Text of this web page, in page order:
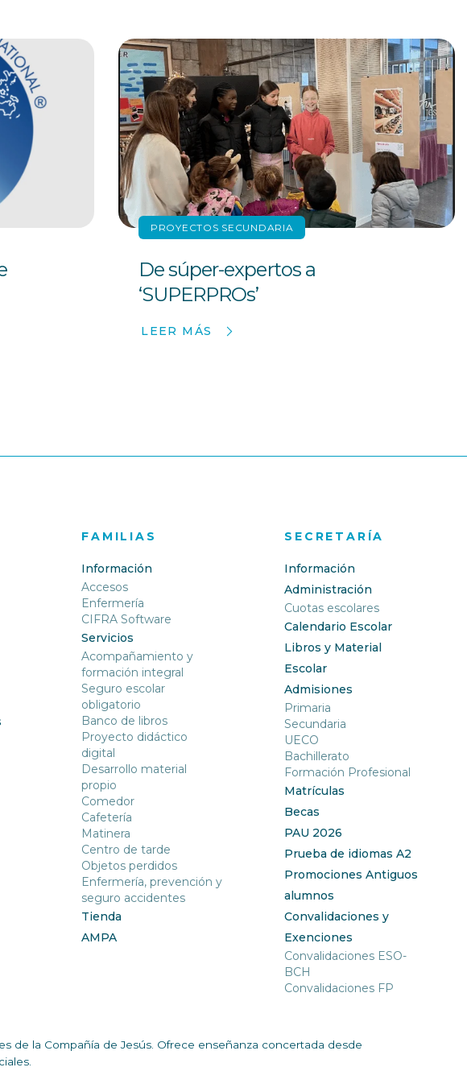
PROYECTOS SECUNDARIA
De súper-expertos a
‘SUPERPROs’
LEER MÁS
FAMILIAS
Información
Accesos
Enfermería
CIFRA Software
Servicios
Acompañamiento y
formación integral
Seguro escolar
obligatorio
Banco de libros
Proyecto didáctico
digital
Desarrollo material
propio
Comedor
Cafetería
Matinera
Centro de tarde
Objetos perdidos
Enfermería, prevención y
seguro accidentes
Tienda
AMPA
SECRETARÍA
Información
Administración
Cuotas escolares
Calendario Escolar
Libros y Material
Escolar
Admisiones
Primaria
Secundaria
UECO
Bachillerato
Formación Profesional
Matrículas
Becas
PAU 2026
Prueba de idiomas A2
Promociones Antiguos
alumnos
Convalidaciones y
Exenciones
Convalidaciones ESO-
BCH
Convalidaciones FP
de la Compañía de Jesús. Ofrece enseñanza concertada desde